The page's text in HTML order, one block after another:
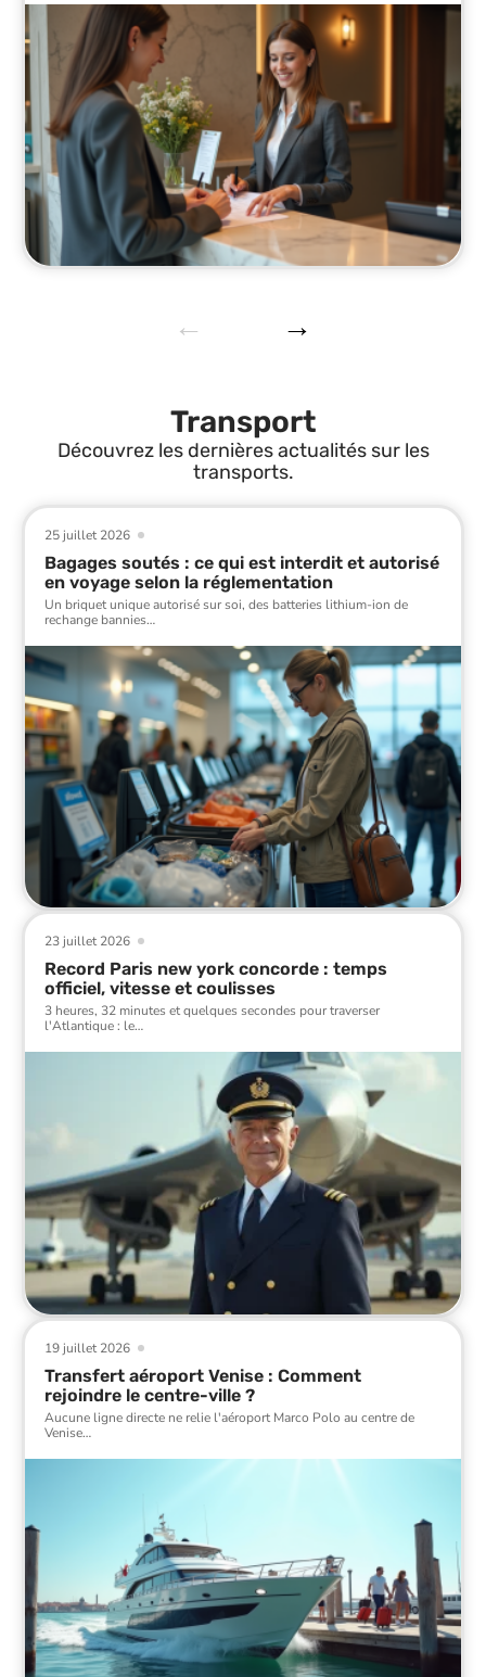
Transport
Découvrez les dernières actualités sur les
transports.
25 juillet 2026
Bagages soutés : ce qui est interdit et autorisé
en voyage selon la réglementation
Un briquet unique autorisé sur soi, des batteries lithium-ion de
rechange bannies…
23 juillet 2026
Record Paris new york concorde : temps
officiel, vitesse et coulisses
3 heures, 32 minutes et quelques secondes pour traverser
l'Atlantique : le…
19 juillet 2026
Transfert aéroport Venise : Comment
rejoindre le centre-ville ?
Aucune ligne directe ne relie l'aéroport Marco Polo au centre de
Venise…